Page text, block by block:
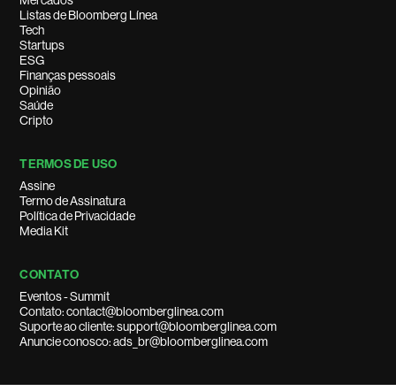
Listas de Bloomberg Línea
Tech
Startups
ESG
Finanças pessoais
Opinião
Saúde
Cripto
TERMOS DE USO
Assine
Termo de Assinatura
Política de Privacidade
Media Kit
CONTATO
Eventos - Summit
Contato: contact@bloomberglinea.com
Suporte ao cliente: support@bloomberglinea.com
Anuncie conosco: ads_br@bloomberglinea.com